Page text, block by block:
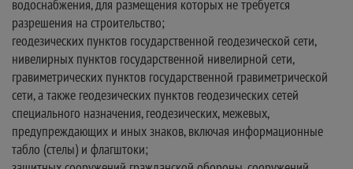
водоснабжения, для размещения которых не требуется
разрешения на строительство;
геодезических пунктов государственной геодезической сети,
нивелирных пунктов государственной нивелирной сети,
гравиметрических пунктов государственной гравиметрической
сети, а также геодезических пунктов геодезических сетей
специального назначения, геодезических, межевых,
предупреждающих и иных знаков, включая информационные
табло (стелы) и флагштоки;